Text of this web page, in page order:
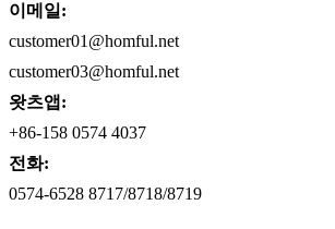
이메일:
customer01@homful.net
customer03@homful.net
왓츠앱:
+86-158 0574 4037
전화:
0574-6528 8717/8718/8719